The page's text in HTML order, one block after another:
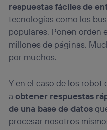
respuestas fáciles de
tecnologías como los
populares. Ponen orden
millones de páginas.
por muchos.
Y en el caso de los
aobtener respuestas
de una base de datos
procesar nosotros